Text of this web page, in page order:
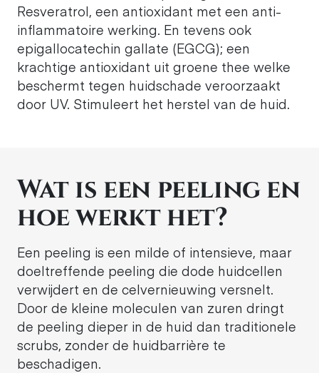
Resveratrol, een antioxidant met een anti-
inflammatoire werking. En tevens ook
epigallocatechin gallate (EGCG); een
krachtige antioxidant uit groene thee welke
beschermt tegen huidschade veroorzaakt
door UV. Stimuleert het herstel van de huid.
Wat is een peeling en
hoe werkt het?
Een peeling is een milde of intensieve, maar
doeltreffende peeling die dode huidcellen
verwijdert en de celvernieuwing versnelt.
Door de kleine moleculen van zuren dringt
de peeling dieper in de huid dan traditionele
scrubs, zonder de huidbarrière te
beschadigen.